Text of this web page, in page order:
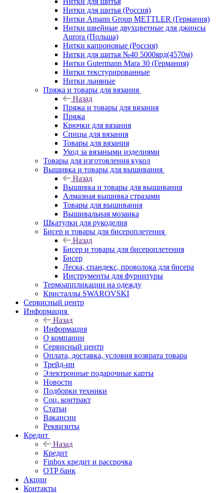
Нитки для шитья (Россия)
Нитки Amann Group METTLER (Германия)
Нитки швейные двухцветные для джинсы
Aurora (Польша)
Нитки капроновые (Россия)
Нитки для шитья №40 5000ярд(4570м)
Нитки Gutermann Mara 30 (Германия)
Нитки текстурированные
Нитки льняные
Пряжа и товары для вязания
Назад
Пряжа и товары для вязания
Пряжа
Крючки для вязания
Спицы для вязания
Товары для вязания
Уход за вязаными изделиями
Товары для изготовления кукол
Вышивка и товары для вышивания
Назад
Вышивка и товары для вышивания
Алмазная вышивка стразами
Товары для вышивания
Вышивальная мозаика
Шкатулки для рукоделия
Бисер и товары для бисероплетения
Назад
Бисер и товары для бисероплетения
Бисер
Леска, спандекс, проволока для бисера
Инструменты для фурнитуры
Термоаппликации на одежду
Кристаллы SWAROVSKI
Сервисный центр
Информация
Назад
Информация
О компании
Сервисный центр
Оплата, доставка, условия возврата товара
Трейд-ин
Электронные подарочные карты
Новости
Подборки техники
Соц. контракт
Статьи
Вакансии
Реквизиты
Кредит
Назад
Кредит
Finbox кредит и рассрочка
OTP банк
Акции
Контакты